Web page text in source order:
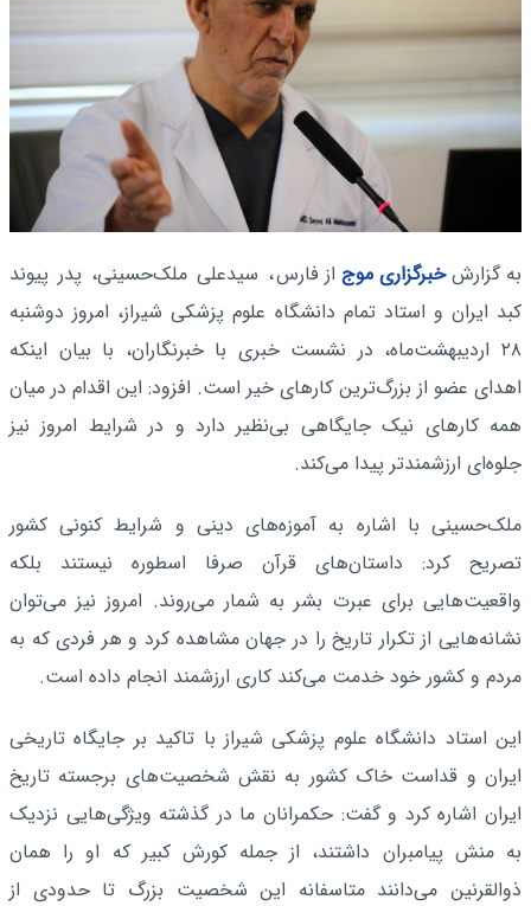
به گزارشخبرگزاری موج از فارس، سیدعلی ملک‌حسینی، پدر پیوند
کبد ایران و استاد تمام دانشگاه علوم پزشکی شیراز، امروز دوشنبه
۲۸ اردیبهشت‌ماه، در نشست خبری با خبرنگاران، با بیان اینکه
اهدای عضو از بزرگ‌ترین کارهای خیر است. افزود: این اقدام در میان
همه کارهای نیک جایگاهی بی‌نظیر دارد و در شرایط امروز نیز
جلوه‌ای ارزشمندتر پیدا می‌کند.
ملک‌حسینی با اشاره به آموزه‌های دینی و شرایط کنونی کشور
تصریح کرد: داستان‌های قرآن صرفا اسطوره نیستند بلکه
واقعیت‌هایی برای عبرت بشر به شمار می‌روند. امروز نیز می‌توان
نشانه‌هایی از تکرار تاریخ را در جهان مشاهده کرد و هر فردی که به
مردم و کشور خود خدمت می‌کند کاری ارزشمند انجام داده است.
این استاد دانشگاه علوم پزشکی شیراز با تاکید بر جایگاه تاریخی
ایران و قداست خاک کشور به نقش شخصیت‌های برجسته تاریخ
ایران اشاره کرد و گفت: حکمرانان ما در گذشته ویژگی‌هایی نزدیک
به منش پیامبران داشتند، از جمله کورش کبیر که او را همان
ذوالقرنین می‌دانند متاسفانه این شخصیت بزرگ تا حدودی از